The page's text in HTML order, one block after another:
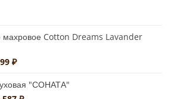
махровое Cotton Dreams Lavander
₽Диапазон
399 ₽
–
"СОНАТА"